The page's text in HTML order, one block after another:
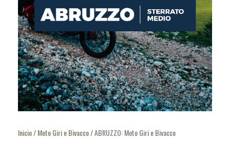
Inicio/Moto Giri e Bivacco/ ABRUZZO: Moto Giri e Bivacco